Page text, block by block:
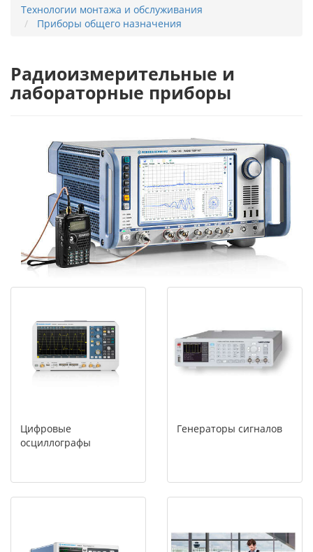
Технологии монтажа и обслуживания
Приборы общего назначения
Радиоизмерительные и
лабораторные приборы
Цифровые
осциллографы
Генераторы сигналов